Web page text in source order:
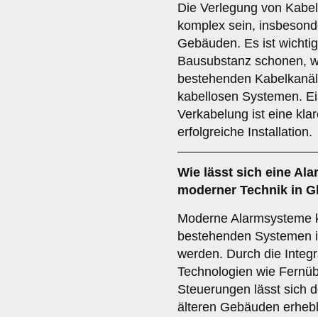
Die Verlegung von
komplex sein,
Gebäuden. Es ist
Bausubstanz schonen,
bestehenden
kabellosen Systemen.
Verkabelung ist eine
erfolgreiche Installation.
Wie lässt sich eine
moderner Technik in
Moderne Alarmsysteme
bestehenden Systemen
werden. Durch die
Technologien wie
Steuerungen lässt sich
älteren Gebäuden